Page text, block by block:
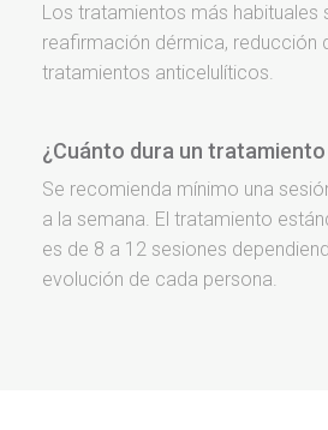
Los tratamientos más habituales
reafirmación dérmica, reducción
tratamientos anticelulíticos.
¿Cuánto dura un tratamiento
Se recomienda mínimo una
a la semana. El tratamiento
es de 8 a 12 sesiones
evolución de cada persona.